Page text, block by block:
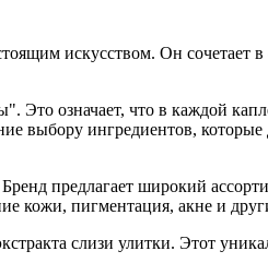
искусством. Он сочетает
означает, что в каждой
выбору ингредиентов,
предлагает широкий
кожи, пигментация, акне и
слизи улитки. Этот